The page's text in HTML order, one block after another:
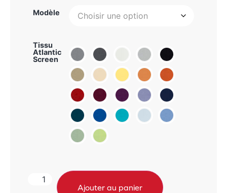
Modèle
Tissu
Atlantic
Screen
Ajouter au panier